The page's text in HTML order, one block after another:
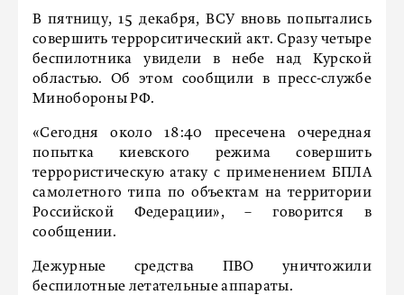
В пятницу, 15 декабря, ВСУ вновь попытались
совершить террорситический акт. Сразу четыре
беспилотника увидели в небе над Курской
областью. Об этом сообщили в пресс-службе
Минобороны РФ.
«Сегодня около 18:40 пресечена очередная
попытка киевского режима совершить
террористическую атаку с применением БПЛА
самолетного типа по объектам на территории
Российской Федерации», – говорится в
сообщении.
Дежурные средства ПВО уничтожили
беспилотные летательные аппараты.